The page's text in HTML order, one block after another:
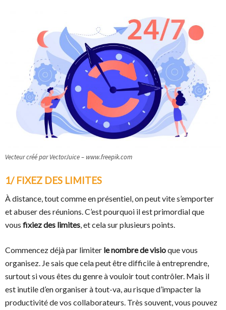
Vecteur créé par VectorJuice – www.freepik.com
1/ FIXEZ DES LIMITES
À distance, tout comme en présentiel, on peut vite s’emporter
et abuser des réunions. C’est pourquoi il est primordial que
vous fixiez des limites, et cela sur plusieurs points.
Commencez déjà par limiter le nombre de visioque vous
organisez. Je sais que cela peut être difficile à entreprendre,
surtout si vous êtes du genre à vouloir tout contrôler. Mais il
est inutile d’en organiser à tout-va, au risque d’impacter la
productivité de vos collaborateurs. Très souvent, vous pouvez